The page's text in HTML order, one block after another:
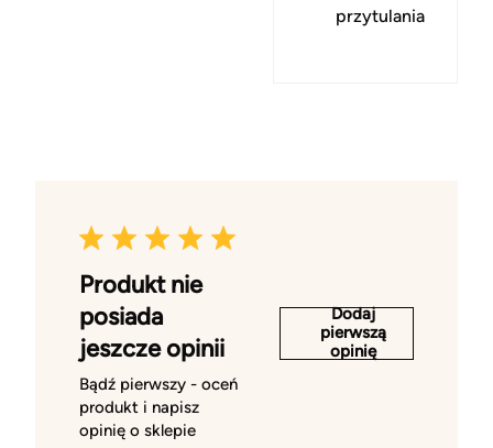
przytulania
Produkt nie
posiada
jeszcze opinii
Bądź pierwszy - oceń
produkt i napisz
opinię o sklepie
Dodaj
pierwszą
opinię